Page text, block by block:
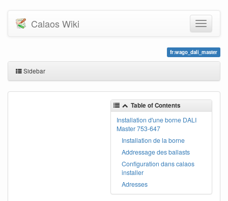
Calaos Wiki
fr:wago_dali_master
Sidebar
Table of Contents
Installation d'une borne DALI
Master 753-647
Installation de la borne
Addressage des ballasts
Configuration dans calaos
installer
Adresses